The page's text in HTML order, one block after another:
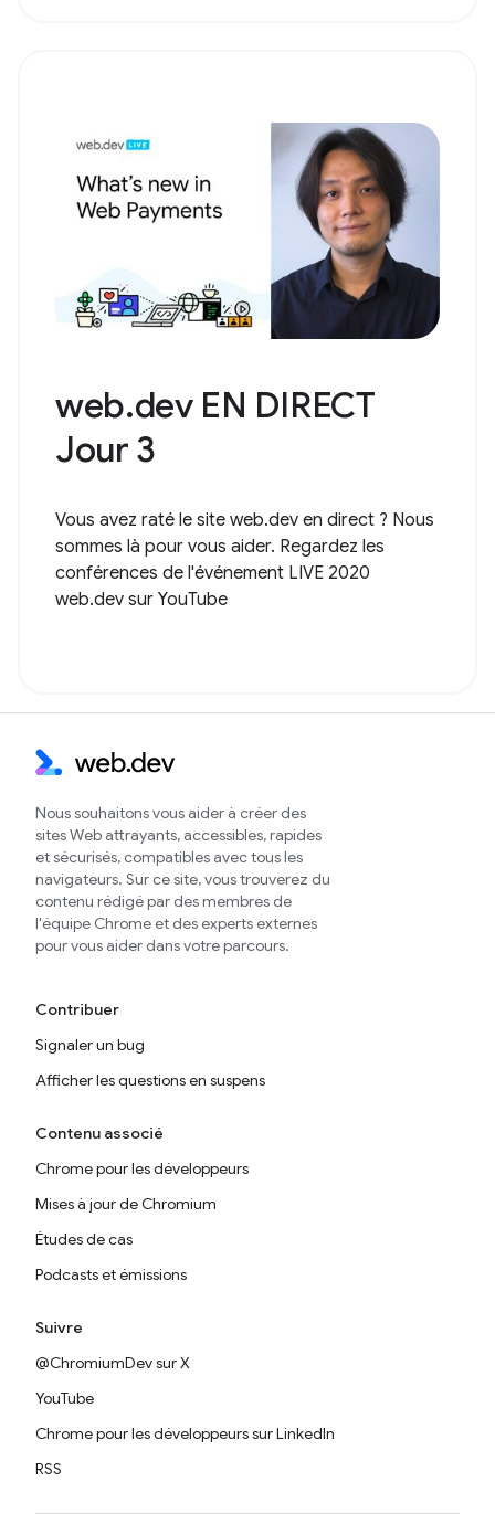
web.dev EN DIRECT
Jour 3
Vous avez raté le site web.dev en direct ? Nous
sommes là pour vous aider. Regardez les
conférences de l'événement LIVE 2020
web.dev sur YouTube
Nous souhaitons vous aider à créer des
sites Web attrayants, accessibles, rapides
et sécurisés, compatibles avec tous les
navigateurs. Sur ce site, vous trouverez du
contenu rédigé par des membres de
l'équipe Chrome et des experts externes
pour vous aider dans votre parcours.
Contribuer
Signaler un bug
Afficher les questions en suspens
Contenu associé
Chrome pour les développeurs
Mises à jour de Chromium
Études de cas
Podcasts et émissions
Suivre
@ChromiumDev sur X
YouTube
Chrome pour les développeurs sur LinkedIn
RSS